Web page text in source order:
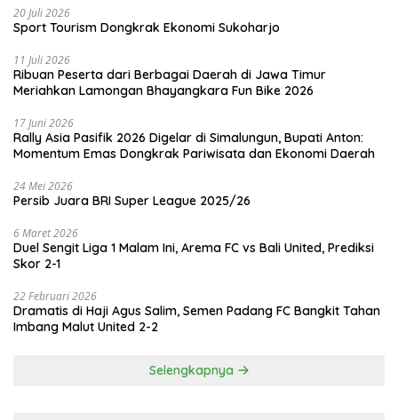
20 Juli 2026
Sport Tourism Dongkrak Ekonomi Sukoharjo
11 Juli 2026
Ribuan Peserta dari Berbagai Daerah di Jawa Timur
Meriahkan Lamongan Bhayangkara Fun Bike 2026
17 Juni 2026
Rally Asia Pasifik 2026 Digelar di Simalungun, Bupati Anton:
Momentum Emas Dongkrak Pariwisata dan Ekonomi Daerah
24 Mei 2026
Persib Juara BRI Super League 2025/26
6 Maret 2026
Duel Sengit Liga 1 Malam Ini, Arema FC vs Bali United, Prediksi
Skor 2-1
22 Februari 2026
Dramatis di Haji Agus Salim, Semen Padang FC Bangkit Tahan
Imbang Malut United 2-2
Selengkapnya